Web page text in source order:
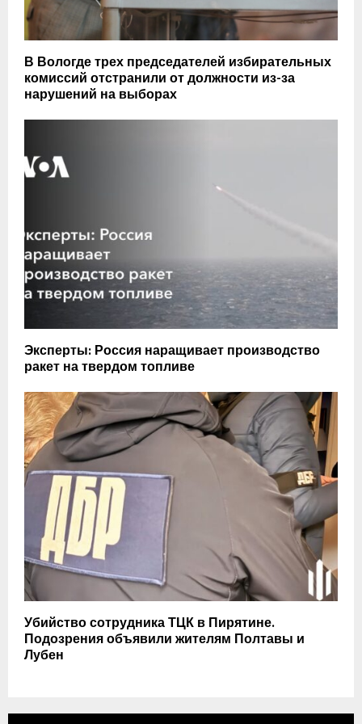
В Вологде трех председателей избирательных
комиссий отстранили от должности из-за
нарушений на выборах
Эксперты: Россия наращивает производство
ракет на твердом топливе
Убийство сотрудника ТЦК в Пирятине.
Подозрения объявили жителям Полтавы и
Лубен